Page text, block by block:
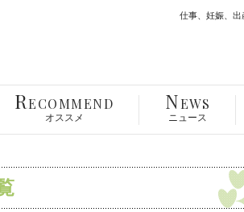
仕事、妊娠、出
RECOMMEND
オススメ
NEWS
ニュース